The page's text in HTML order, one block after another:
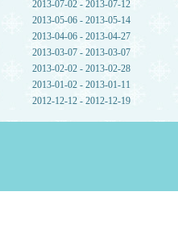
2013-07-02 - 2013-07-12
2013-05-06 - 2013-05-14
2013-04-06 - 2013-04-27
2013-03-07 - 2013-03-07
2013-02-02 - 2013-02-28
2013-01-02 - 2013-01-11
2012-12-12 - 2012-12-19